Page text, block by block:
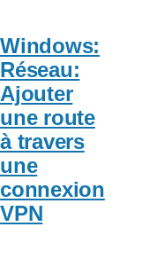
Windows:
Réseau:
Ajouter
une route
à travers
une
connexion
VPN